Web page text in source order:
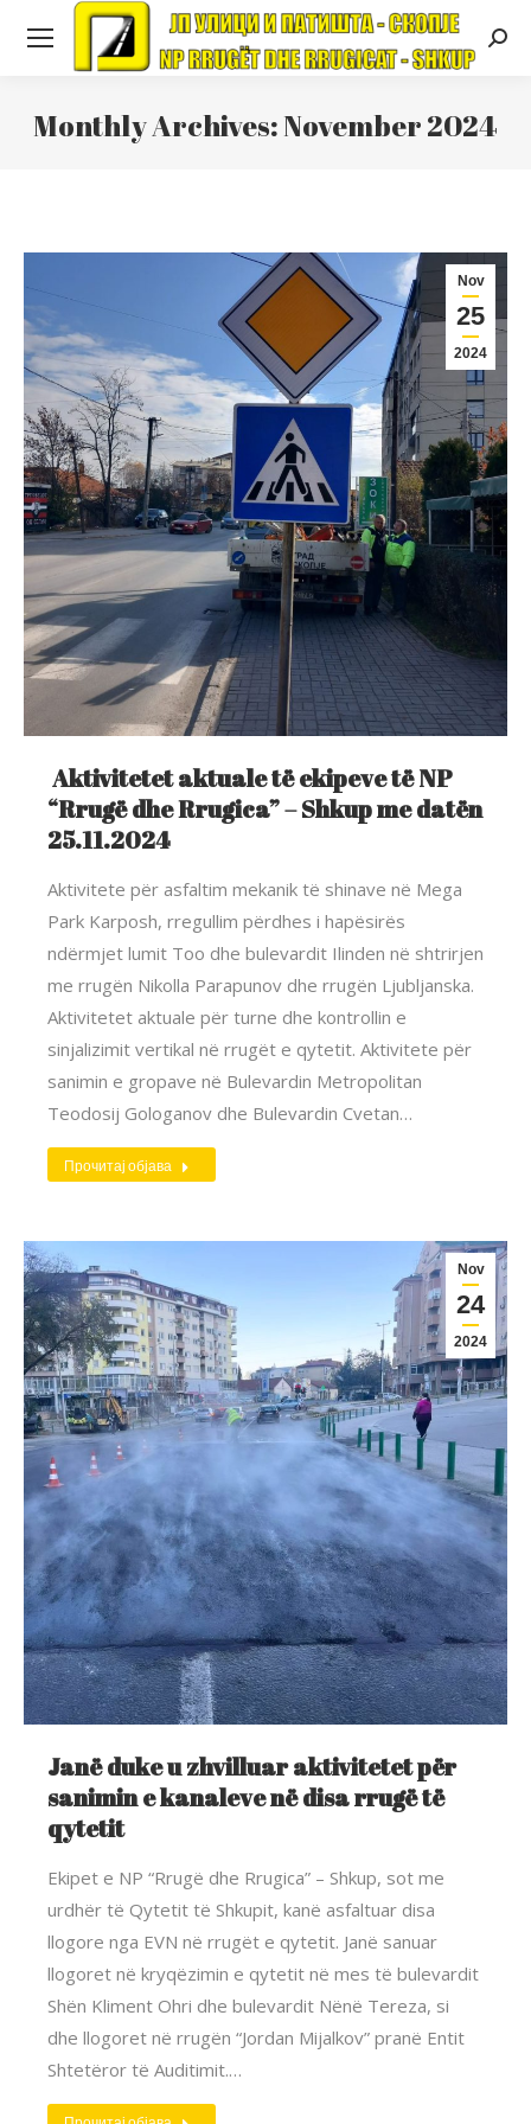
Monthly Archives:November 2024
Nov
25
2024
Aktivitetet aktuale të ekipeve të NP
“Rrugë dhe Rrugica” – Shkup me datën
25.11.2024
Aktivitete për asfaltim mekanik të shinave në Mega
Park Karposh, rregullim përdhes i hapësirës
ndërmjet lumit Too dhe bulevardit Ilinden në shtrirjen
me rrugën Nikolla Parapunov dhe rrugën Ljubljanska.
Aktivitetet aktuale për turne dhe kontrollin e
sinjalizimit vertikal në rrugët e qytetit. Aktivitete për
sanimin e gropave në Bulevardin Metropolitan
Teodosij Gologanov dhe Bulevardin Cvetan…
Прочитај објава
Nov
24
2024
Janë duke u zhvilluar aktivitetet për
sanimin e kanaleve në disa rrugë të
qytetit
Ekipet e NP “Rrugë dhe Rrugica” – Shkup, sot me
urdhër të Qytetit të Shkupit, kanë asfaltuar disa
llogore nga EVN në rrugët e qytetit. Janë sanuar
llogoret në kryqëzimin e qytetit në mes të bulevardit
Shën Kliment Ohri dhe bulevardit Nënë Tereza, si
dhe llogoret në rrugën “Jordan Mijalkov” pranë Entit
Shtetëror të Auditimit.…